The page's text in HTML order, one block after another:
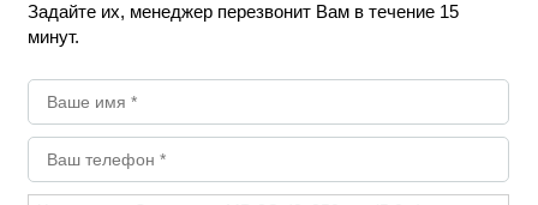
Задайте их, менеджер перезвонит Вам в течение 15
минут.